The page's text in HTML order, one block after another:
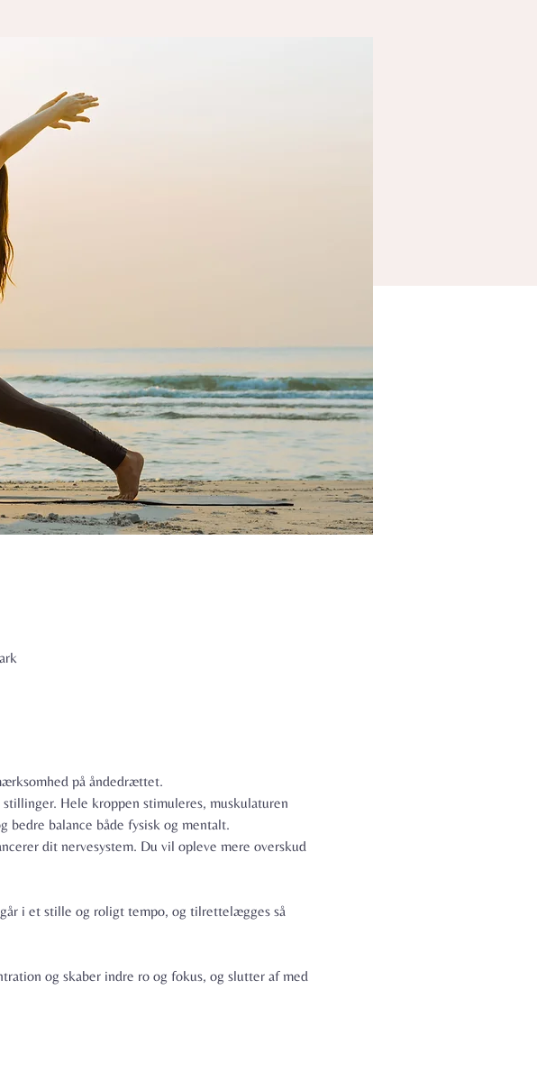
på åndedrættet.
Hele kroppen stimuleres, muskulaturen
bedre balance både fysisk og mentalt.
dit nervesystem. Du vil opleve mere overskud
i et stille og roligt tempo, og tilrettelægges så
og skaber indre ro og fokus, og slutter af med